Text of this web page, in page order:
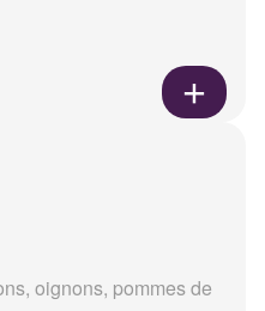
oignons, pommes de